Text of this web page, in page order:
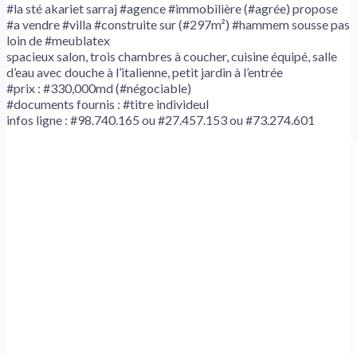
#la sté akariet sarraj #agence #immobilière (#agrée) propose
#a vendre #villa #construite sur (#297m²) #hammem sousse pas
loin de #meublatex
spacieux salon, trois chambres à coucher, cuisine équipé, salle
d’eau avec douche à l’italienne, petit jardin à l’entrée
#prix : #330,000md (#négociable)
#documents fournis : #titre individeul
infos ligne : #98.740.165 ou #27.457.153 ou #73.274.601